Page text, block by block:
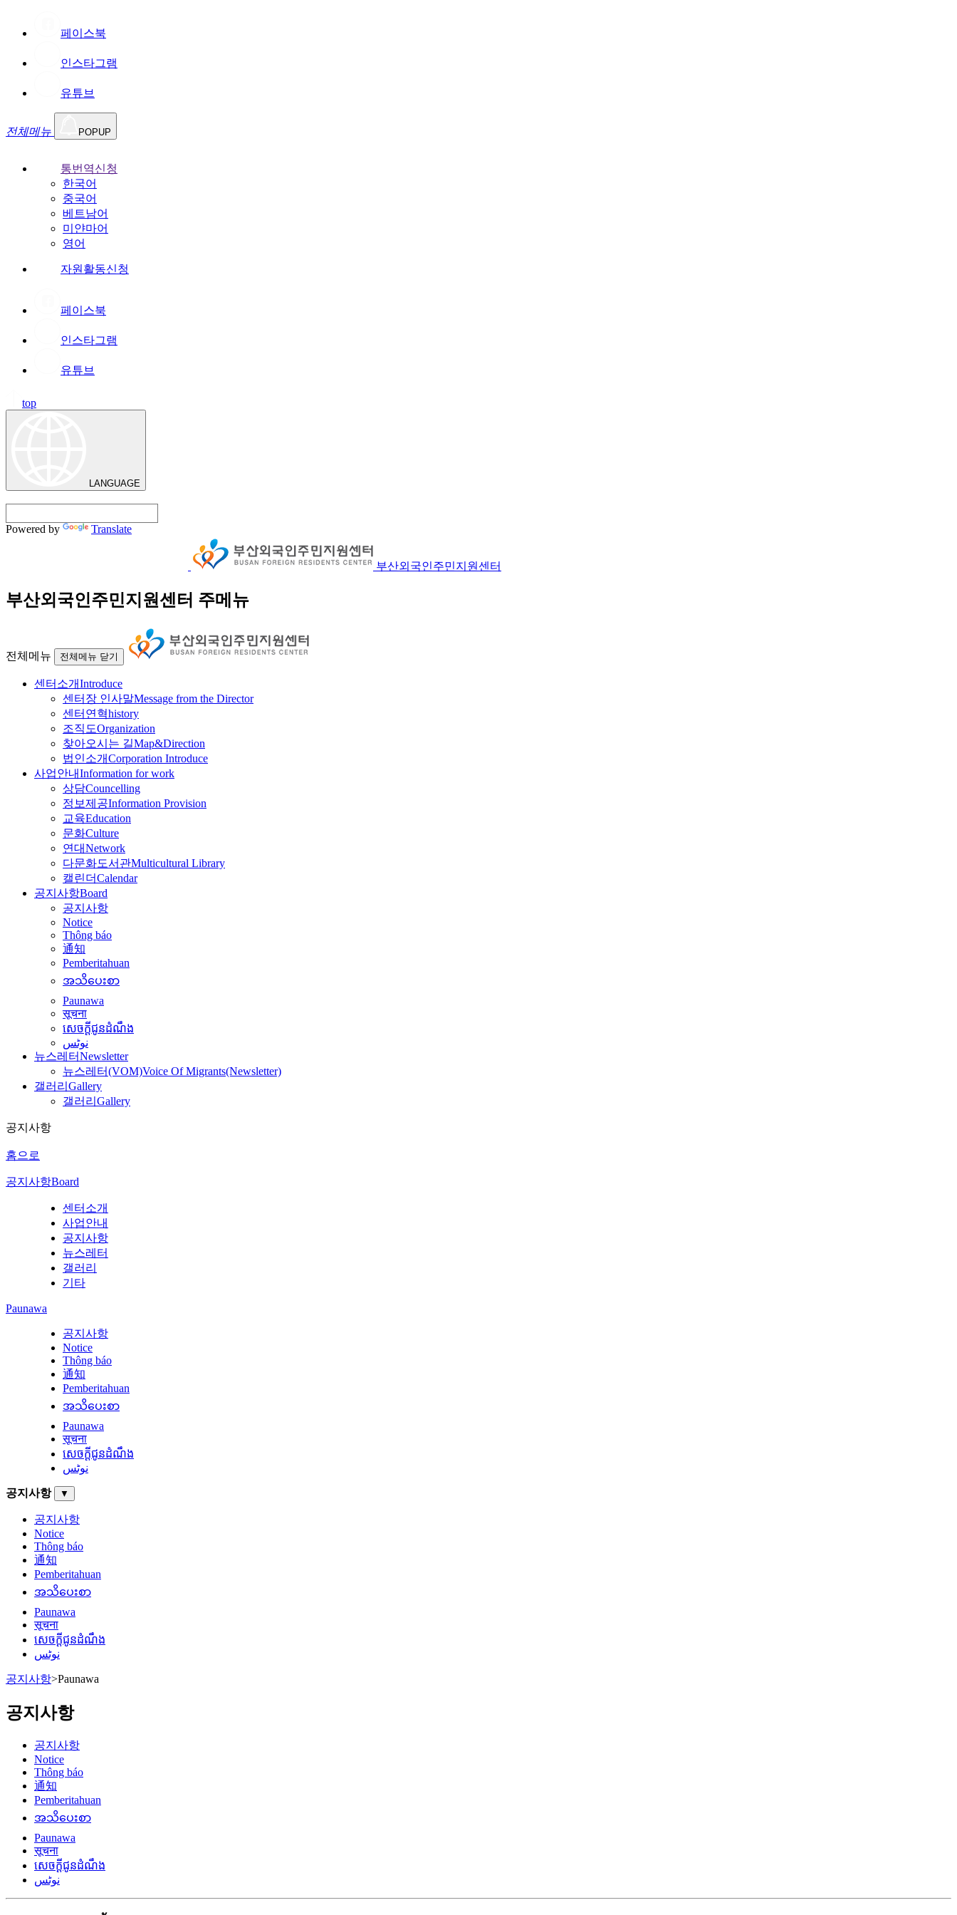
페이스북
인스타그램
유튜브
전체메뉴 POPUP
통번역신청
한국어
중국어
베트남어
미얀마어
영어
자원활동신청
페이스북
인스타그램
유튜브
top
LANGUAGE
Powered by Translate
부산외국인주민지원센터
부산외국인주민지원센터 주메뉴
전체메뉴 전체메뉴 닫기
센터소개Introduce
센터장 인사말Message from the Director
센터연혁history
조직도Organization
찾아오시는 길Map&Direction
법인소개Corporation Introduce
사업안내Information for work
상담Councelling
정보제공Information Provision
교육Education
문화Culture
연대Network
다문화도서관Multicultural Library
캘린더Calendar
공지사항Board
공지사항
Notice
Thông báo
通知
Pemberitahuan
အသိပေးစာ
Paunawa
सूचना
សេចក្តីជូនដំណឹង
نوٹس
뉴스레터Newsletter
뉴스레터(VOM)Voice Of Migrants(Newsletter)
갤러리 Gallery
갤러리 Gallery
공지사항
홈으로
공지사항Board
센터소개
사업안내
공지사항
뉴스레터
갤러리
기타
Paunawa
공지사항
Notice
Thông báo
通知
Pemberitahuan
အသိပေးစာ
Paunawa
सूचना
សេចក្តីជូនដំណឹង
نوٹس
공지사항 ▼
공지사항
Notice
Thông báo
通知
Pemberitahuan
အသိပေးစာ
Paunawa
सूचना
សេចក្តីជូនដំណឹង
نوٹس
공지사항>Paunawa
공지사항
공지사항
Notice
Thông báo
通知
Pemberitahuan
အသိပေးစာ
Paunawa
सूचना
សេចក្តីជូនដំណឹង
نوٹس